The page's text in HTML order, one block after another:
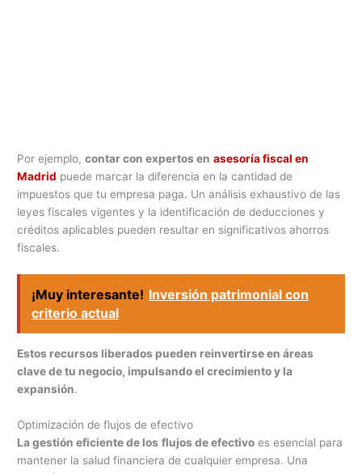
Por ejemplo,contar con expertos en asesoría fiscal en
Madrid puede marcar la diferencia en la cantidad de
impuestos que tu empresa paga. Un análisis exhaustivo de las
leyes fiscales vigentes y la identificación de deducciones y
créditos aplicables pueden resultar en significativos ahorros
fiscales.
¡Muy interesante! Inversión patrimonial con
criterio actual
Estos recursos liberados pueden reinvertirse en áreas
clave de tu negocio, impulsando el crecimiento y la
expansión.
Optimización de flujos de efectivo
La gestión eficiente de los flujos de efectivo es esencial para
mantener la salud financiera de cualquier empresa. Una